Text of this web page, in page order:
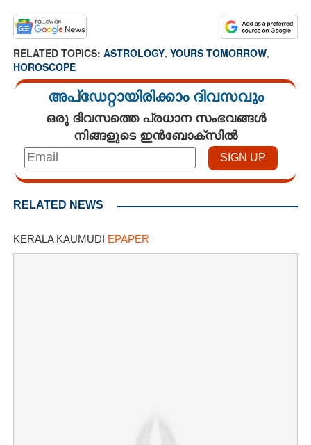
RELATED TOPICS: ASTROLOGY, YOURS TOMORROW,
HOROSCOPE
അപ്ഡേറ്റായിരിക്കാം ദിവസവും
ഒരു ദിവസത്തെ പ്രധാന സംഭവങ്ങൾ
നിങ്ങളുടെ ഇൻബോക്സിൽ
RELATED NEWS
KERALA KAUMUDI EPAPER